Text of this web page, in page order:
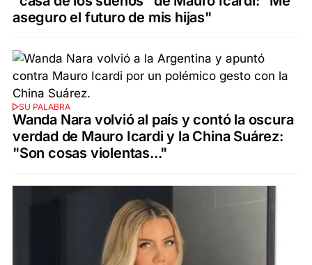
aseguro el futuro de mis hijas"
SU PALABRA
Wanda Nara volvió al país y contó la oscura
verdad de Mauro Icardi y la China Suárez:
"Son cosas violentas..."